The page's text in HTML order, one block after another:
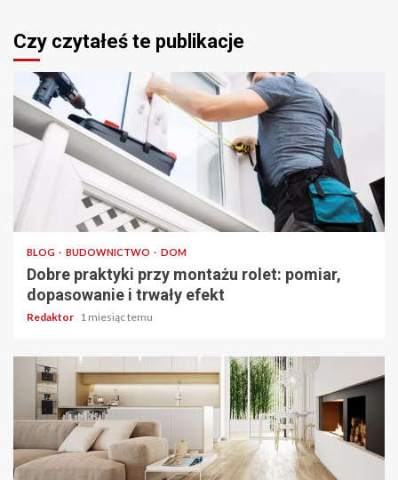
Czy czytałeś te publikacje
4 min odczytu
BLOG BUDOWNICTWO DOM
Dobre praktyki przy montażu rolet: pomiar,
dopasowanie i trwały efekt
Redaktor 1 miesiąc temu